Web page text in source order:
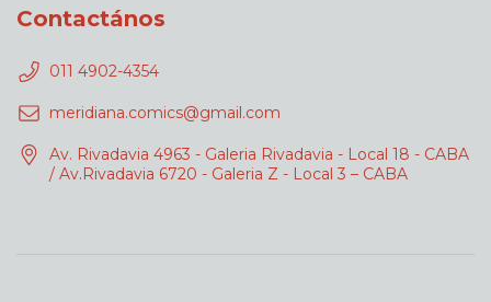
Contactános
011 4902-4354
meridiana.comics@gmail.com
Av. Rivadavia 4963 - Galeria Rivadavia - Local 18 - CABA
/ Av.Rivadavia 6720 - Galeria Z - Local 3 – CABA